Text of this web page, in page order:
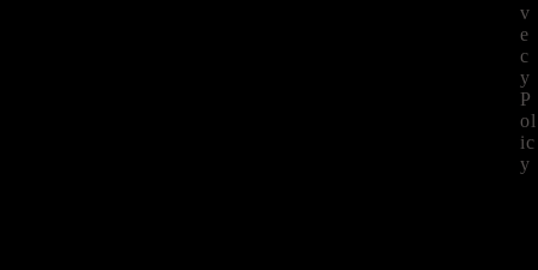
v
e
c
y
P
ol
ic
y